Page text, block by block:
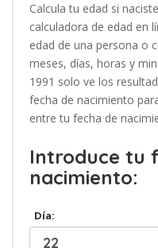
Calcula tu edad si
calculadora de edad en
edad de una persona o
meses, días, horas y
1991 solo ve los
fecha de nacimiento
entre tu fecha de
Introduce tu
nacimiento:
Día: